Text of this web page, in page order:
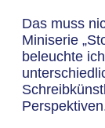
Das muss
Miniserie
beleuchte